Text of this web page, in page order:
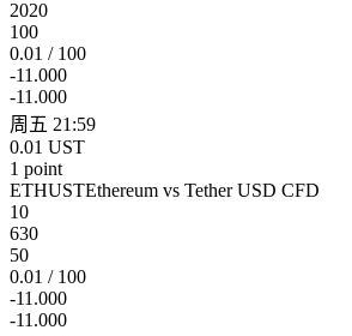
2020
100
0.01 / 100
-11.000
-11.000
周五 21:59
0.01 UST
1 point
ETHUSTEthereum vs Tether USD CFD
10
630
50
0.01 / 100
-11.000
-11.000